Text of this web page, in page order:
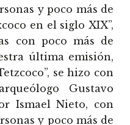
y poco más de
en el siglo XIX”,
con poco más de
última emisión,
se hizo con
Gustavo
Ismael Nieto, con
y poco más de